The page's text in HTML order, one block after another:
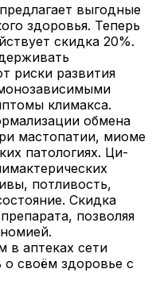
выгодные
здоровья. Теперь
скидка 20%.
риски развития
климакса.
обмена
мастопатии, миоме
патологиях. Ци-
потливость,
Скидка
позволяя
в аптеках сети
своём здоровье с